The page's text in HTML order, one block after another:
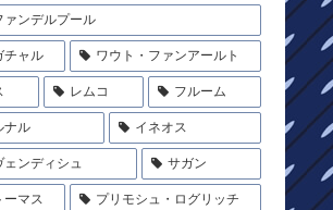
ァンデルプール
チャル ワウト・ファンアールト
レムコ フルーム
ナル イネオス
ェンディシュ サガン
ーマス プリモシュ・ログリッチ